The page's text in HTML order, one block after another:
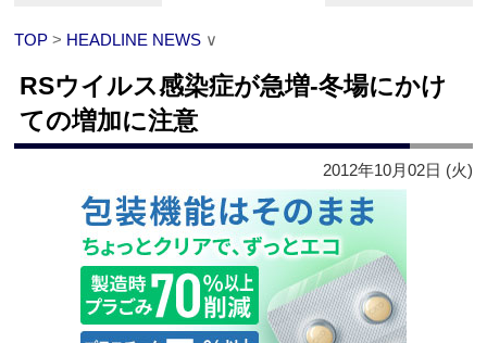
TOP > HEADLINE NEWS ∨
RSウイルス感染症が急増‐冬場にかけ
ての増加に注意
2012年10月02日 (火)